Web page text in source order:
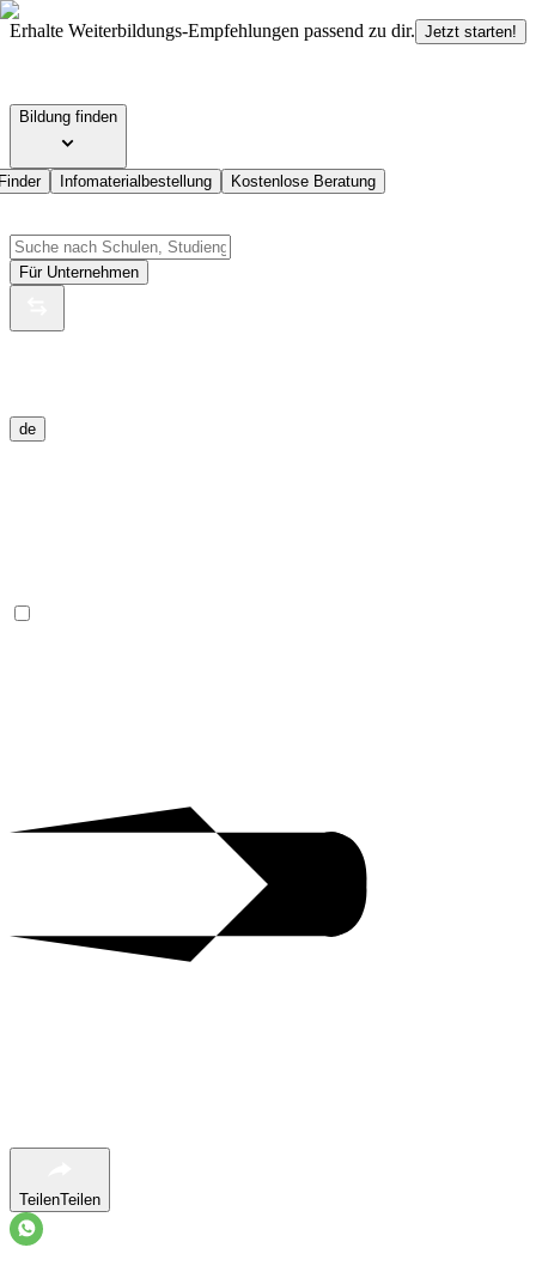
Erhalte Weiterbildungs-Empfehlungen passend zu dir. Jetzt starten!
Bildung finden
Infomaterialbestellung Kostenlose Beratung
Für Unternehmen
de
TeilenTeilen